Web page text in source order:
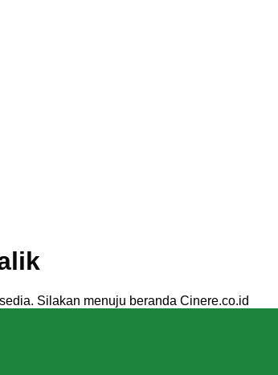
Silakan menuju beranda Cinere.co.id